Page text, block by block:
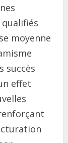
moyenne
succès
effet